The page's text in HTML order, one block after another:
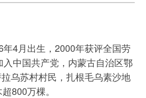
4月出生，2000年获评全国劳
中国共产党，内蒙古自治区鄂
乌苏村村民，扎根毛乌素沙地
800万棵。